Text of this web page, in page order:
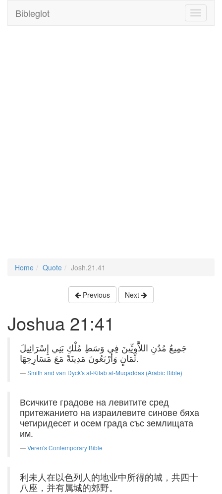
Toggle
Bibleglot
Home Quote Josh.21.41
Previous Next
Joshua 21:41
جَمِيعُ مُدُنِ اللاَّوِيِّينَ فِي وَسَطِ مُلْكِ بَنِي إِسْرَائِيلَ
ثَمَانٍ وَأَرْبَعُونَ مَدِينَةً مَعَ مَسَارِحِهَا.
Smith and van Dyck's al-Kitab al-Muqaddas (Arabic Bible)
Всичките градове на левитите сред
притежанието на израилевите синове бяха
четиридесет и осем града със землищата
им.
Veren's Contemporary Bible
利未人在以色列人的地业中所得的城，共四十
八座，并有属城的郊野。